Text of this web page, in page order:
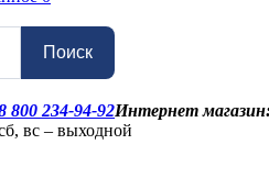
800 234-94-92Интернет
вс – выходной
Поиск